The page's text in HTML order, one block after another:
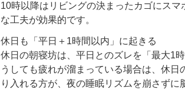
10時以降はリビングの決まったカゴにス
な工夫が効果的です。
休日も「平日＋1時間以内」に起きる
休日の朝寝坊は、平日とのズレを「最大1
うしても疲れが溜まっている場合は、休
り入れる方が、夜の睡眠リズムを崩さずに